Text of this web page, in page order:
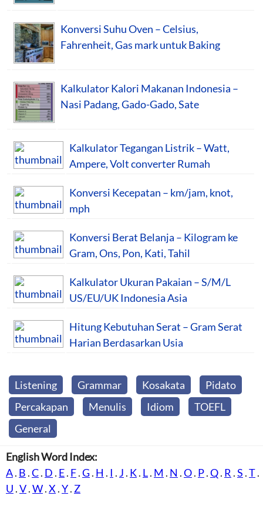
Konversi Suhu Oven – Celsius,
Fahrenheit, Gas mark untuk Baking
Kalkulator Kalori Makanan Indonesia –
Nasi Padang, Gado-Gado, Sate
Kalkulator Tegangan Listrik – Watt,
Ampere, Volt converter Rumah
Konversi Kecepatan – km/jam, knot,
mph
Konversi Berat Belanja – Kilogram ke
Gram, Ons, Pon, Kati, Tahil
Kalkulator Ukuran Pakaian – S/M/L
US/EU/UK Indonesia Asia
Hitung Kebutuhan Serat – Gram Serat
Harian Berdasarkan Usia
Listening Grammar Kosakata
Pidato
Percakapan
Menulis Idiom
TOEFL
General
English Word Index:
A. B .C. D . E. F.G. H . I . J . K. L. M . N .O. P.Q. R .S .T.
U .V.W.X .Y. Z